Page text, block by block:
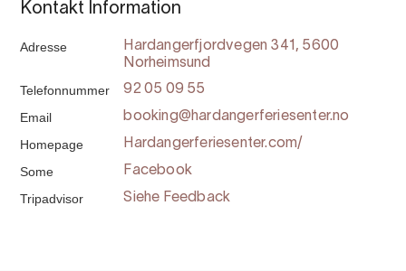
Kontakt Information
Adresse
Hardangerfjordvegen 341, 5600
Norheimsund
Telefonnummer 92 05 09 55
Email booking@hardangerferiesenter.no
Homepage Hardangerferiesenter.com/
Some Facebook
Tripadvisor Siehe Feedback